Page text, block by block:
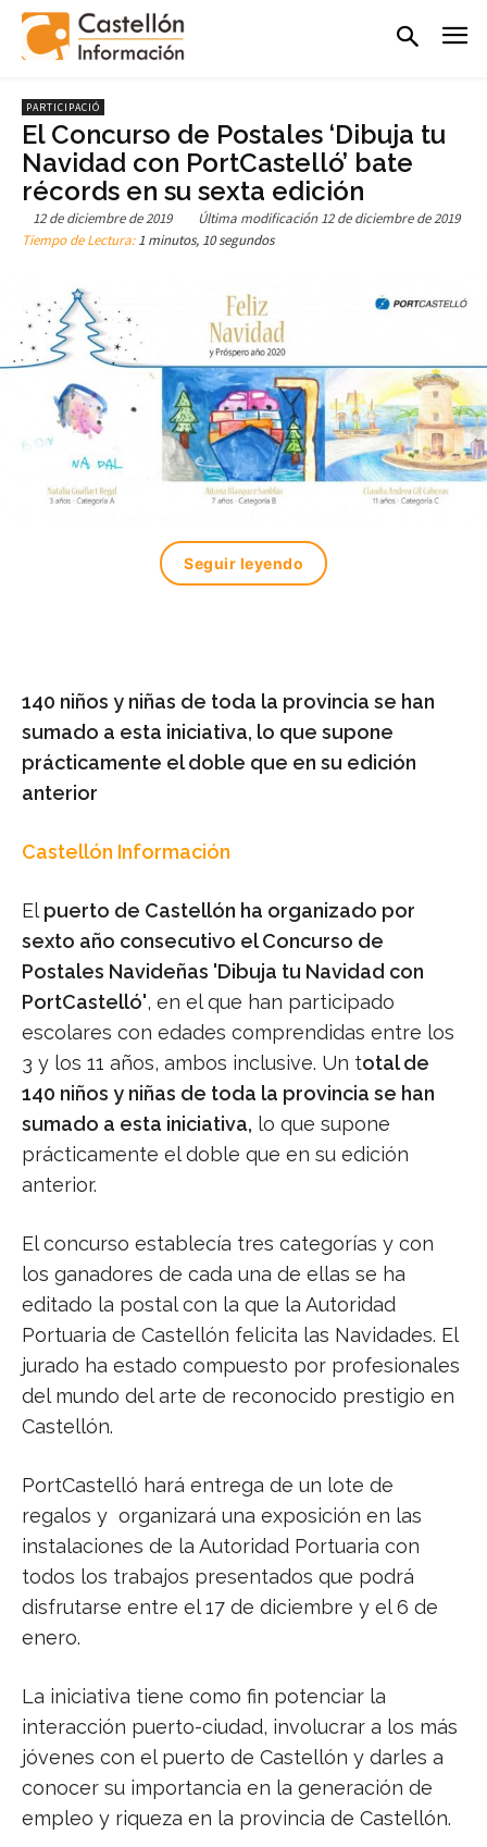
PARTICIPACIÓ
El Concurso de Postales ‘Dibuja tu
Navidad con PortCastelló’ bate
récords en su sexta edición
12 de diciembre de 2019 Última modificación 12 de diciembre de 2019
Tiempo de Lectura:1 minutos, 10 segundos
Seguir leyendo
140 niños y niñas de toda la provincia se han
sumado a esta iniciativa, lo que supone
prácticamente el doble que en su edición
anterior
Castellón Información
Elpuerto de Castellón ha organizado por
sexto año consecutivo el Concurso de
Postales Navideñas 'Dibuja tu Navidad con
PortCastelló', en el que han participado
escolares con edades comprendidas entre los
3 y los 11 años, ambos inclusive. Un total de
140 niños y niñas de toda la provincia se han
sumado a esta iniciativa, lo que supone
prácticamente el doble que en su edición
anterior.
El concurso establecía tres categorías y con
los ganadores de cada una de ellas se ha
editado la postal con la que la Autoridad
Portuaria de Castellón felicita las Navidades. El
jurado ha estado compuesto por profesionales
del mundo del arte de reconocido prestigio en
Castellón.
PortCastelló hará entrega de un lote de
regalos y organizará una exposición en las
instalaciones de la Autoridad Portuaria con
todos los trabajos presentados que podrá
disfrutarse entre el 17 de diciembre y el 6 de
enero.
La iniciativa tiene como fin potenciar la
interacción puerto-ciudad, involucrar a los más
jóvenes con el puerto de Castellón y darles a
conocer su importancia en la generación de
empleo y riqueza en la provincia de Castellón.